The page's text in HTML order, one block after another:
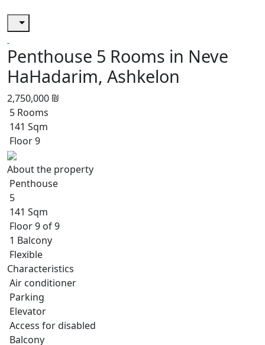
Penthouse 5 Rooms in Neve
HaHadarim, Ashkelon
2,750,000 ₪
5 Rooms
141 Sqm
Floor 9
About the property
Penthouse
5
141 Sqm
Floor 9 of 9
1 Balcony
Flexible
Characteristics
Air conditioner
Parking
Elevator
Access for disabled
Balcony